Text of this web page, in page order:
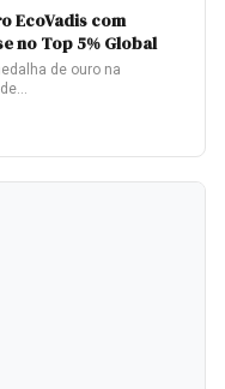
EcoVadis com
no Top 5% Global
de ouro na